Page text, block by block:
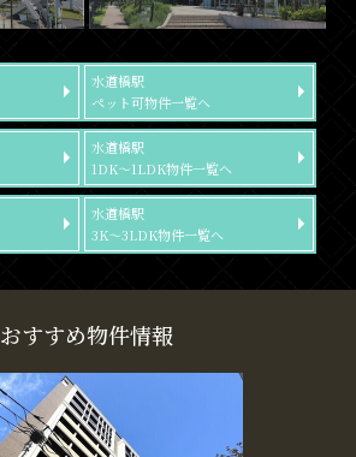
水道橋駅
ペット可物件一覧へ
水道橋駅
1DK～1LDK物件一覧へ
水道橋駅
3K～3LDK物件一覧へ
おすすめ物件情報